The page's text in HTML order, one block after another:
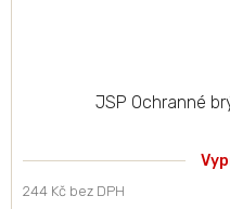
JSP Ochranné
244 Kč bez DPH